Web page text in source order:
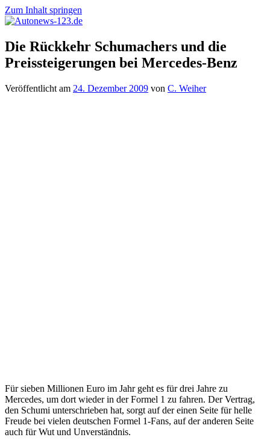
Zum Inhalt springen
Autonews-
123.de
Autonews
mit
Charme
Die Rückkehr Schumachers und die
Preissteigerungen bei Mercedes-Benz
Veröffentlicht am 24. Dezember 2009 von C. Weiher
Für sieben Millionen Euro im Jahr geht es für drei Jahre zu
Mercedes, um dort wieder in der Formel 1 zu fahren. Der Vertrag,
den Schumi unterschrieben hat, sorgt auf der einen Seite für helle
Freude bei vielen deutschen Formel 1-Fans, auf der anderen Seite
auch für Wut und Unverständnis.